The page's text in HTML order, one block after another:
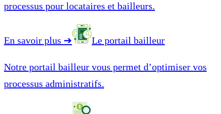
processus pour locataires et bailleurs.
En savoir plus ➔ Le portail bailleur
Notre portail bailleur vous permet d’optimiser vos
processus administratifs.